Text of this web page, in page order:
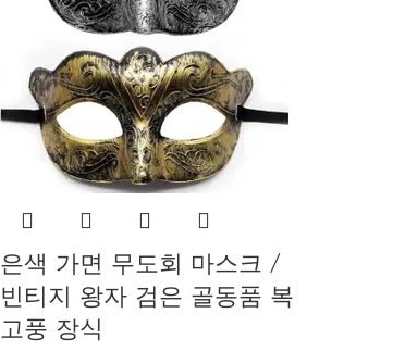
은색 가면 무도회 마스크 /
빈티지 왕자 검은 골동품 복
고풍 장식